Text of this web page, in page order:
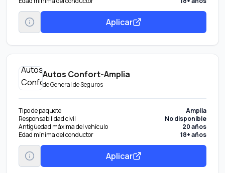
Aplicar
Autos Confort-Amplia
deGeneral de Seguros
Tipo de paquete
Amplia
Responsabilidad civil
No disponible
Antigüedad máxima del vehículo
20 años
Edad mínima del conductor
18+ años
Aplicar